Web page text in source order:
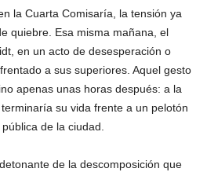
la Cuarta Comisaría, la tensión ya
quiebre. Esa misma mañana, el
en un acto de desesperación o
a sus superiores. Aquel gesto
apenas unas horas después: a la
su vida frente a un pelotón
de la ciudad.
de la descomposición que